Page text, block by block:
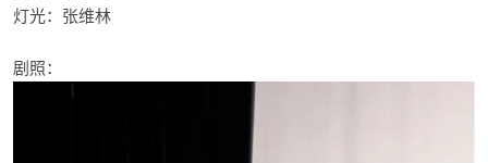
灯光：张维林
剧照：